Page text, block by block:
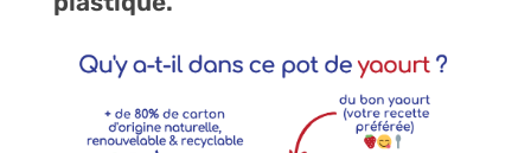
réduire la consommation de
plastique.